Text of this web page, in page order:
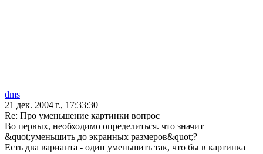
dms
21 дек. 2004 г., 17:33:30
Re: Про уменьшение картинки вопрос
Во первых, необходимо определиться. что значит
&quot;уменьшить до экранных размеров&quot;?
Есть два варианта - один уменьшить так, что бы в картинка